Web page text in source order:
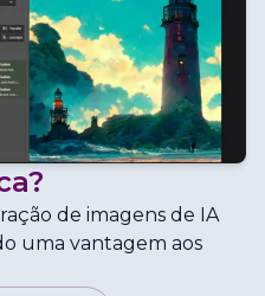
?
de imagens de IA
uma vantagem aos